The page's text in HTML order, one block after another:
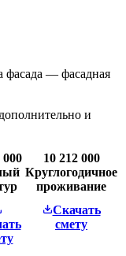
фасада — фасадная
и
000
10 212 000
Круглогодичное
проживание
Скачать
смету